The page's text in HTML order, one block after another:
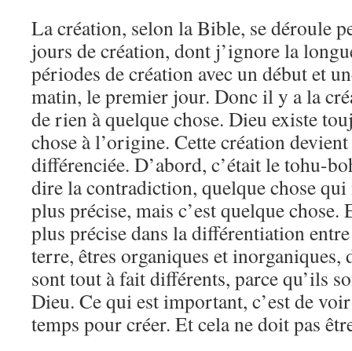
La création, selon la Bible, se déroule
jours de création, dont j’ignore la
périodes de création avec un début et
matin, le premier jour. Donc il y a la
de rien à quelque chose. Dieu existe
chose à l’origine. Cette création
différenciée. D’abord, c’était le tohu-
dire la contradiction, quelque chose qui
plus précise, mais c’est quelque
plus précise dans la différentiation
terre, êtres organiques et inorganiques,
sont tout à fait différents, parce qu’ils
Dieu. Ce qui est important, c’est de
temps pour créer. Et cela ne doit pas